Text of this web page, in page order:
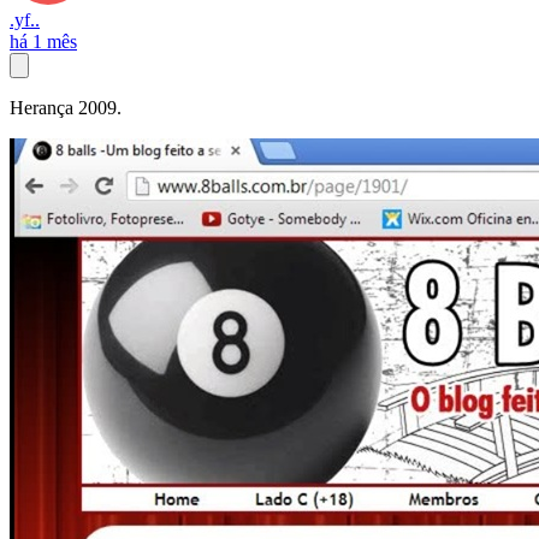
.yf..
há 1 mês
Herança 2009.